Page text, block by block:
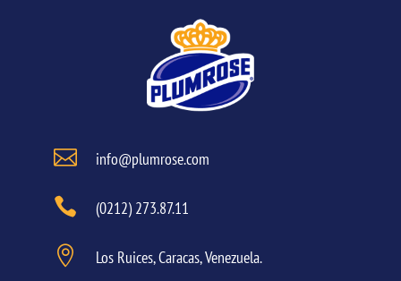
 info@plumrose.com
 (0212) 273.87.11
 Los Ruices, Caracas, Venezuela.